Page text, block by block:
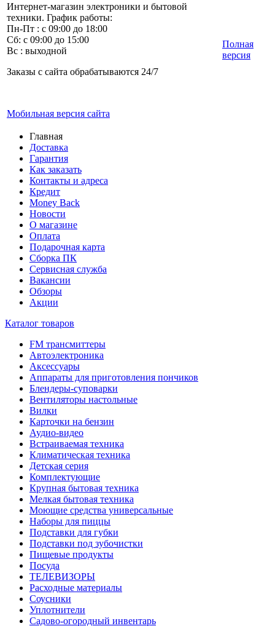
Интернет-магазин электроники и бытовой
техники. График работы:
Пн-Пт : с 09:00 до 18:00
Сб: с 09:00 до 15:00
Вс : выходной
Заказы с сайта обрабатываются 24/7
Мобильная версия сайта
Полная
версия
Главная
Доставка
Гарантия
Как заказать
Контакты и адреса
Кредит
Money Back
Новости
О магазине
Оплата
Подарочная карта
Сборка ПК
Сервисная служба
Вакансии
Обзоры
Акции
Каталог товаров
FM трансмиттеры
Автоэлектроника
Аксессуары
Аппараты для приготовления пончиков
Блендеры-суповарки
Вентиляторы настольные
Вилки
Карточки на бензин
Аудио-видео
Встраиваемая техника
Климатическая техника
Детская серия
Комплектующие
Крупная бытовая техника
Мелкая бытовая техника
Моющие средства универсальные
Наборы для пиццы
Подставки для губки
Подставки под зубочистки
Пищевые продукты
Посуда
ТЕЛЕВИЗОРЫ
Расходные материалы
Соусники
Уплотнители
Садово-огородный инвентарь